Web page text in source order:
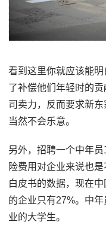
看到这里你就应该能
了补偿他们年轻时的
司卖力，反而要求新
当然不会乐意。
另外，招聘一个中年
险费用对企业来说也
白皮书的数据，现在
的企业只有27%。中
业的大学生。